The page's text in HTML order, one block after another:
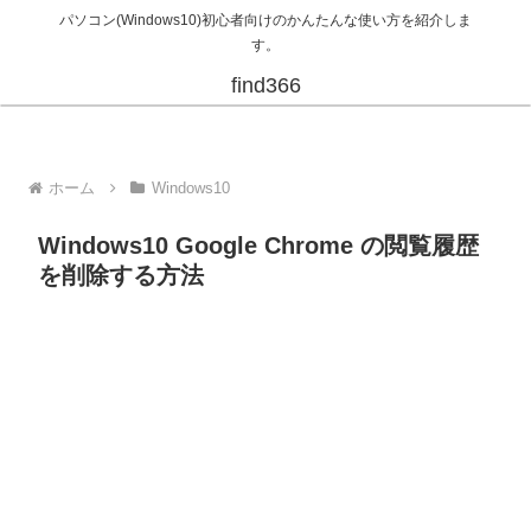
パソコン(Windows10)初心者向けのかんたんな使い方を紹介しま
す。
find366
ホーム Windows10
Windows10 Google Chrome の閲覧履歴
を削除する方法